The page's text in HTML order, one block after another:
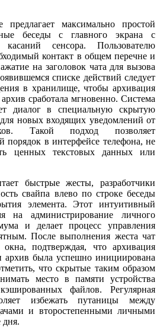
максимально простой
беседы с главного экрана с
сенсора. Пользователю
контакт в общем перечне и
на заголовок чата для вызова
списке действий следует
в хранилище, чтобы архивация
сработала мгновенно. Система
диалог в специальную скрытую
новых входящих уведомлений от
Такой подход позволяет
порядок в интерфейсе телефона, не
ценных текстовых данных или
быстрые жесты, разработчики
свайпа влево по строке беседы
элемента. Этот интуитивный
на администрирование личного
и делает процесс управления
После выполнения жеста чат
окна, подтверждая, что архивация
была успешно инициирована
что скрытые таким образом
место в памяти устройства
файлов. Регулярная
избежать путаницы между
и второстепенными личными
дня.